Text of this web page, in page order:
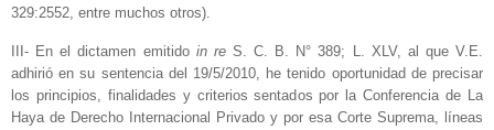
329:2552, entre muchos otros).
III- En el dictamen emitido in re S. C. B. N° 389; L. XLV, al que V.E.
adhirió en su sentencia del 19/5/2010, he tenido oportunidad de precisar
los principios, finalidades y criterios sentados por la Conferencia de La
Haya de Derecho Internacional Privado y por esa Corte Suprema, líneas